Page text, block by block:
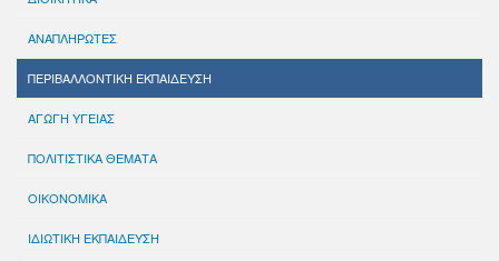
ΑΝΑΠΛΗΡΩΤΕΣ
ΠΕΡΙΒΑΛΛΟΝΤΙΚΗ ΕΚΠΑΙΔΕΥΣΗ
ΑΓΩΓΗ ΥΓΕΙΑΣ
ΠΟΛΙΤΙΣΤΙΚΑ ΘΕΜΑΤΑ
ΟΙΚΟΝΟΜΙΚΑ
ΙΔΙΩΤΙΚΗ ΕΚΠΑΙΔΕΥΣΗ